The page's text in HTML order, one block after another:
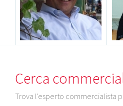
Cerca
Trova l'esperto commercialista